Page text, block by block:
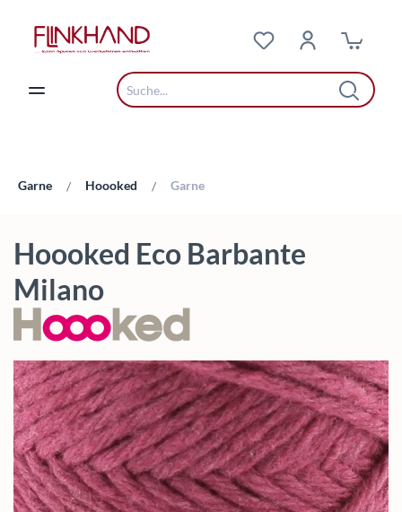
Garne / Hoooked / Garne
Hoooked Eco Barbante
Milano
Bildergalerie überspringen